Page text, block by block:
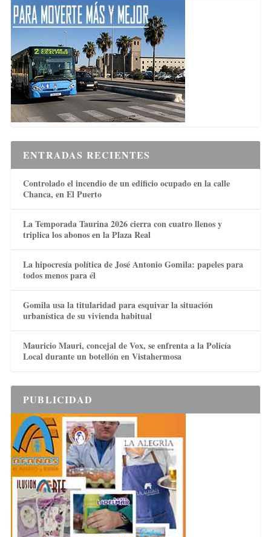
ENTRADAS RECIENTES
Controlado el incendio de un edificio ocupado en la calle
Chanca, en El Puerto
La Temporada Taurina 2026 cierra con cuatro llenos y
triplica los abonos en la Plaza Real
La hipocresía política de José Antonio Gomila: papeles para
todos menos para él
Gomila usa la titularidad para esquivar la situación
urbanística de su vivienda habitual
Mauricio Mauri, concejal de Vox, se enfrenta a la Policía
Local durante un botellón en Vistahermosa
PUBLICIDAD